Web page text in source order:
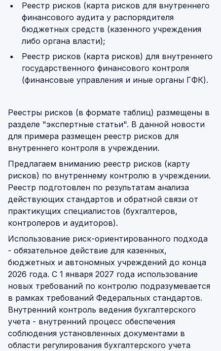
Реестр рисков (карта рисков для внутреннего
финансового аудита у распорядителя
бюджетных средств (казенного учреждения
либо органа власти);
Реестр рисков (карта рисков) для внутреннего
государственного финансового контроля
(финансовые управления и иные органы ГФК).
Реестры рисков (в формате таблиц) размещены в
разделе "экспертные статьи". В данной новости
для примера размещен реестр рисков для
внутреннего контроля в учреждении.
Предлагаем вниманию реестр рисков (карту
рисков) по внутреннему контролю в учреждении.
Реестр подготовлен по результатам анализа
действующих стандартов и обратной связи от
практикущих специалистов (бухгалтеров,
контролеров и аудиторов).
Использование риск-ориентированного подхода
- обязательное действие для казенных,
бюджетных и автономных учреждений до конца
2026 года. С 1 января 2027 года использование
новых требований по контролю подразумевается
в рамках требований Федеральных стандартов.
Внутренний контроль ведения бухгалтерского
учета - внутренний процесс обеспечения
соблюдения установленных документами в
области регулирования бухгалтерского учета